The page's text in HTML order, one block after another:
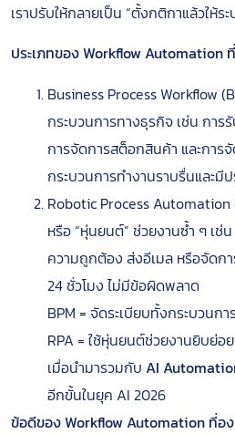
เราปรับให้กลายเป็น “ตั้งกติกาแล้วให้ร
ประเภทของ Workflow Automation
Business Process Workflow
กระบวนการทางธุรกิจ เช่น การ
การจัดการสต็อกสินค้า และการ
กระบวนการทำงานราบรื่นและมี
Robotic Process Automation
หรือ “หุ่นยนต์” ช่วยงานซ้ำ ๆ เ
ความถูกต้อง ส่งอีเมล หรือจัดก
24 ชั่วโมง ไม่มีข้อผิดพลาด
BPM = จัดระเบียบทั้งกระบวนกา
RPA = ใช้หุ่นยนต์ช่วยงานยิบย่อย
เมื่อนำมารวมกับ AI
อีกขั้นในยุค AI 2026
ข้อดีของ Workflow Automation ที่อ